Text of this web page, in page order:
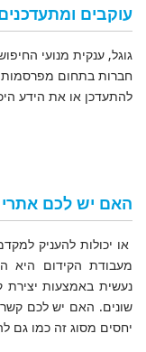
עוקבים
גוגל, ענקית מנועי
חברות בתחום מפרסמות
להתעדכן או את הידע
האם יש לכם
או יכולות להעניק
מעבודת הקידום היא
נעשית באמצעות
שונים. האם יש לכם
יחסים מסוג זה כמו גם